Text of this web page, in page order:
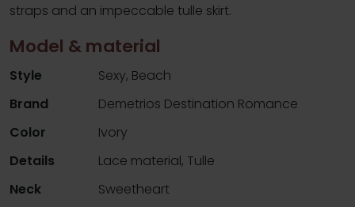
straps and an impeccable tulle skirt.
Model & material
Style
Sexy, Beach
Brand
Demetrios Destination Romance
Color
Ivory
Details
Lace material, Tulle
Neck
Sweetheart